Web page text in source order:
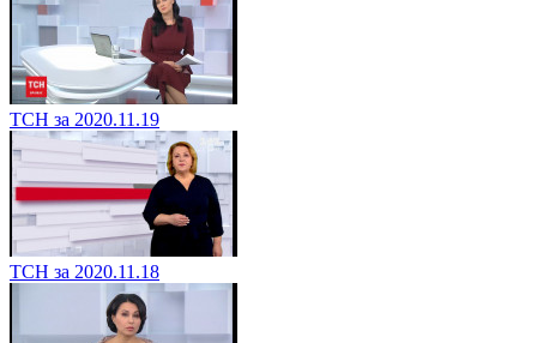
ТСН за 2020.11.19
ТСН за 2020.11.18